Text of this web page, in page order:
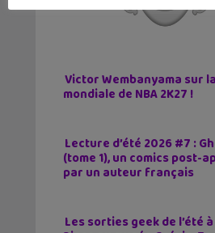
Victor Wembanyama sur
mondiale de NBA 2K27 !
Lecture d’été 2026 #7 :
(tome 1), un comics post-
par un auteur français
Les sorties geek de l’été